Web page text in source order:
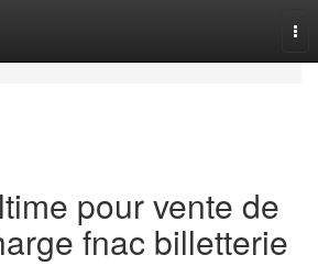
pour vente de
fnac billetterie